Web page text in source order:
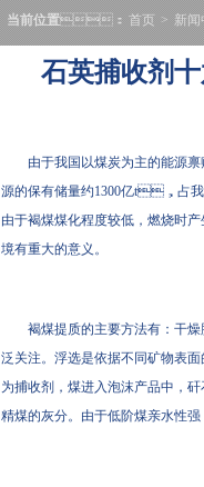
当前位置： 首页 > 新闻
石英捕收剂十
由于我国以煤炭为主的能源禀赋
源的保有储量约1300亿t，占我国煤
由于褐煤煤化程度较低，燃烧时产
境有重大的意义。
褐煤提质的主要方法有：干燥
泛关注。浮选是依据不同矿物表
为捕收剂，煤进入泡沫产品中
精煤的灰分。由于低阶煤亲水性强